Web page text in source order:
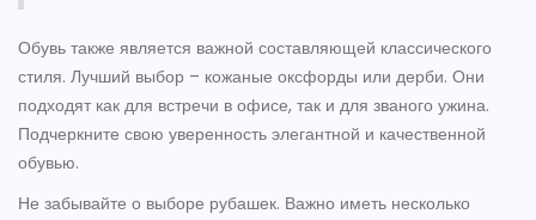
Обувь также является важной составляющей классического
стиля. Лучший выбор – кожаные оксфорды или дерби. Они
подходят как для встречи в офисе, так и для званого ужина.
Подчеркните свою уверенность элегантной и качественной
обувью.
Не забывайте о выборе рубашек. Важно иметь несколько